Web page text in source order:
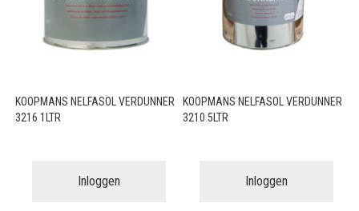
KOOPMANS NELFASOL VERDUNNER
3216 1LTR
Inloggen
KOOPMANS NELFASOL VERDUNNER
3210 5LTR
Inloggen